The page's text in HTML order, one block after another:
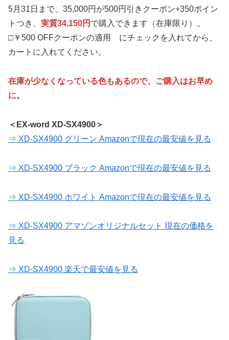
5月31日まで、35,000円が500円引きクーポン+350ポイン
トつき、 実質34,150円 で購入できます（在庫限り）。
□￥500 OFFクーポンの適用 にチェックを入れてから、
カートに入れてください。
在庫が少なくなっている色もあるので、ご購入はお早め
に。
＜EX-word XD-SX4900＞
⇒ XD-SX4900 グリーン Amazonで現在の最安値を見る
⇒ XD-SX4900 ブラック Amazonで現在の最安値を見る
⇒ XD-SX4900 ホワイト Amazonで現在の最安値を見る
⇒ XD-SX4900 アマゾンオリジナルセット 現在の価格を
見る
⇒ XD-SX4900 楽天で最安値を見る